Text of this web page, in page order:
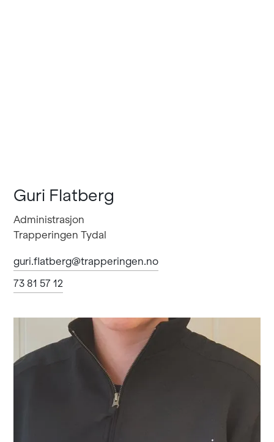
Guri Flatberg
Administrasjon
Trapperingen Tydal
guri.flatberg@trapperingen.no
73 81 57 12